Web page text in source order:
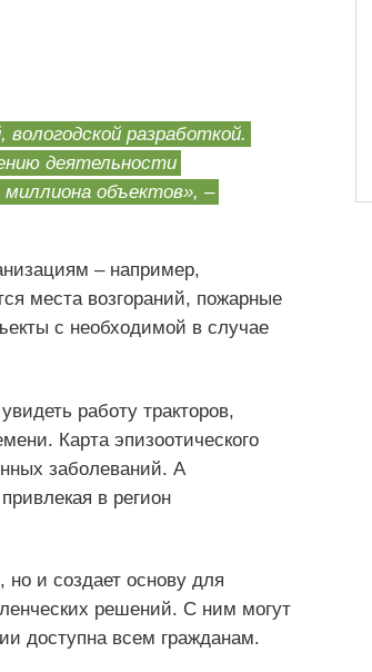
разработкой.
деятельности
объектов», –
– например,
места возгораний, пожарные
с необходимой в случае
работу тракторов,
Карта эпизоотического
заболеваний. А
в регион
и создает основу для
решений. С ним могут
доступна всем гражданам.